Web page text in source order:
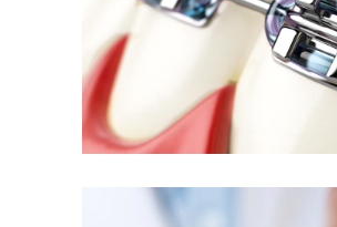
Quality Braces
casos de exito